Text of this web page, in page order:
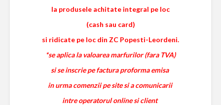
la produsele achitate integral pe loc
(cash sau card)
si ridicate pe loc din ZC Popesti-Leordeni.
*se aplica la valoarea marfurilor (fara TVA)
si se inscrie pe factura proforma emisa
in urma comenzii pe site si a comunicarii
intre operatorul online si client